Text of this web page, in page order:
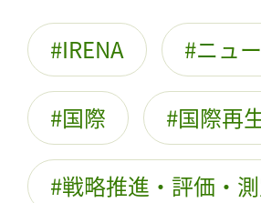
IRENA ニュ
国際 国際再
戦略推進・評価・